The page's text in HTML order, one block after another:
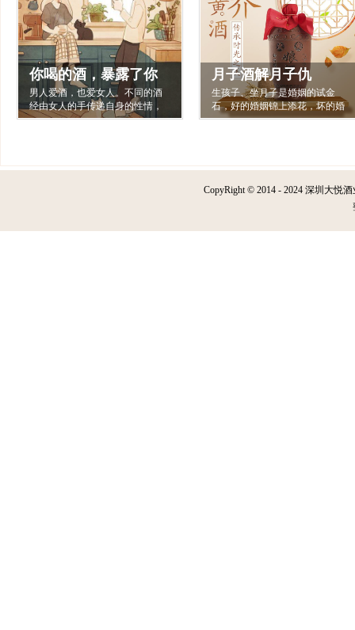
知道丈夫在她挺着个大肚子的时
候出轨，原来自己一直深爱的丈
夫是个彻头彻尾的人渣。家里人
都…
年我都不腻。”何女士知道，她身
旁的这个男人有担当，懂得照顾
她，也比她更珍惜他们的小家
你喝的酒，暴露了你
喜欢什么样的女人
男人爱酒，也爱女人。不同的酒
经由女人的手传递自身的性情，
同时也赋予她们不同的风情。
月子酒解月子仇
生孩子、坐月子是婚姻的试金
石，好的婚姻锦上添花，坏的婚
姻，月子里留下的伤，够记一辈
蒂，对家人耿耿于怀。
CopyRight © 2014 - 2024 深圳大悦